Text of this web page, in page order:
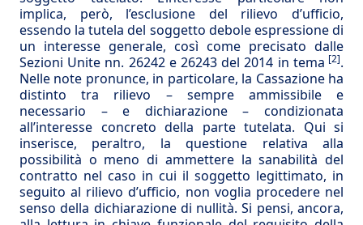
implica, però, l’esclusione del rilievo d’ufficio,
essendo la tutela del soggetto debole espressione di
un interesse generale, così come precisato dalle
Sezioni Unite nn. 26242 e 26243 del 2014 in tema [2].
Nelle note pronunce, in particolare, la Cassazione ha
distinto tra rilievo – sempre ammissibile e
necessario – e dichiarazione – condizionata
all’interesse concreto della parte tutelata. Qui si
inserisce, peraltro, la questione relativa alla
possibilità o meno di ammettere la sanabilità del
contratto nel caso in cui il soggetto legittimato, in
seguito al rilievo d’ufficio, non voglia procedere nel
senso della dichiarazione di nullità. Si pensi, ancora,